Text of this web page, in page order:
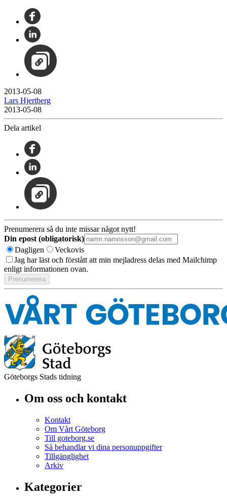
2013-05-08
Lars Hjertberg
2013-05-08
Dela artikel
Prenumerera så du inte missar något nytt!
Din epost (obligatorisk)
Dagligen
Veckovis
Jag har läst och förstått att min mejladress delas med Mailchimp
enligt informationen ovan.
Göteborgs Stads tidning
Om oss och kontakt
Kontakt
Om Vårt Göteborg
Till goteborg.se
Så behandlar vi dina personuppgifter
Tillgänglighet
Arkiv
Kategorier